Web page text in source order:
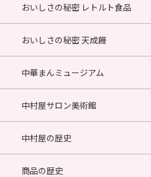
おいしさの秘密 レトルト食品
おいしさの秘密 天成饅
中華まんミュージアム
中村屋サロン美術館
中村屋の歴史
商品の歴史